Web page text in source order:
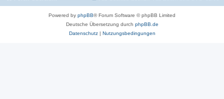
Powered by phpBB® Forum Software © phpBB Limited
Deutsche Übersetzung durch phpBB.de
Datenschutz| Nutzungsbedingungen